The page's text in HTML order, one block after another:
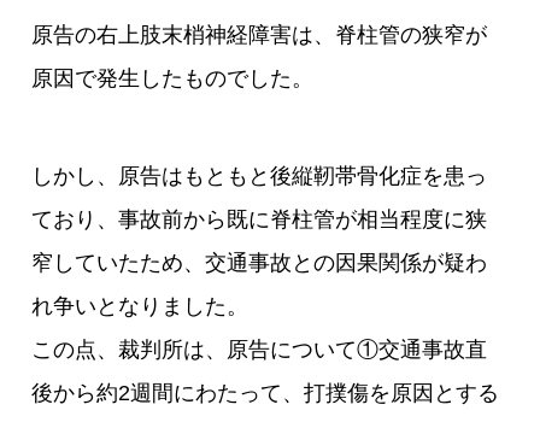
原告の右上肢末梢神経障害は、脊柱管の狭窄が
原因で発生したものでした。
しかし、原告はもともと後縦靭帯骨化症を患っ
ており、事故前から既に脊柱管が相当程度に狭
窄していたため、交通事故との因果関係が疑わ
れ争いとなりました。
この点、裁判所は、原告について①交通事故直
後から約2週間にわたって、打撲傷を原因とする